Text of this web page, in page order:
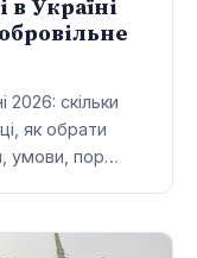
в Україні
2026: скільки
як обрати
умови, пор…